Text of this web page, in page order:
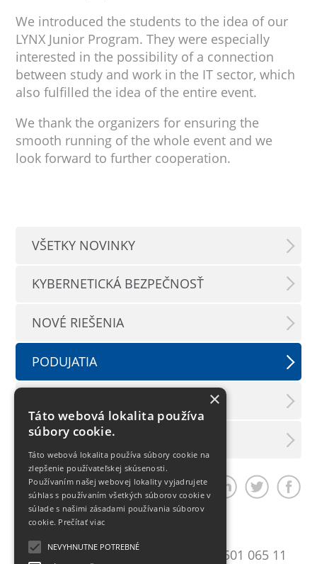
We introduced the students to the idea of our
LYNX Junior Program. They were especially
interested in the possibility of a connection
between study and work in the IT sector, which
also fulfilled the idea of the entire event.
We thank the organizers for ensuring the
smooth running of the whole event and we
look forward to further cooperation.
VŠETKY NOVINKY
KYBERNETICKÁ BEZPEČNOSŤ
NOVÉ RIEŠENIA
PODUJATIA
LX INFORMAČNÝ SERVIS
Zdieľať článok
Bratislava
Mlynské Nivy 10
+421 2 501 065 11
×
Táto webová lokalita používa
súbory cookie.
Táto webová lokalita používa súbory cookie na
zlepšenie používateľskej skúsenosti.
Používaním našej webovej lokality vyjadrujete
súhlas s používaním všetkých súborov cookie v
súlade s našimi zásadami používania súborov
cookie. Prečítať viac
NEVYHNUTNE POTREBNÉ